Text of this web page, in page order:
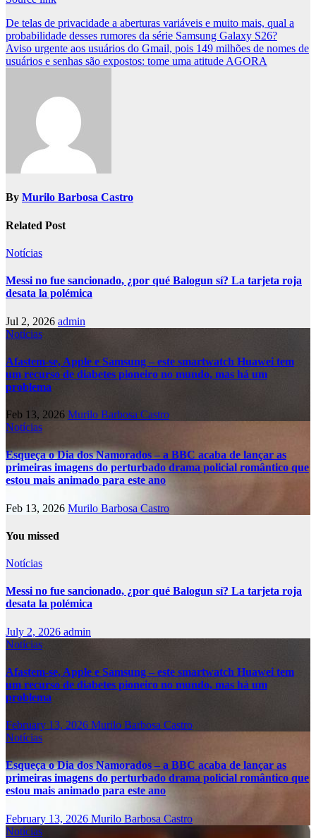
Post
navigation
De telas de privacidade a aberturas variáveis ​​e muito mais, qual a
probabilidade desses rumores da série Samsung Galaxy S26?
Aviso urgente aos usuários do Gmail, pois 149 milhões de nomes de
usuários e senhas são expostos: tome uma atitude AGORA
By Murilo Barbosa Castro
Related Post
Notícias
Messi no fue sancionado, ¿por qué Balogun sí? La tarjeta roja
desata la polémica
Jul 2, 2026 admin
Notícias
Afastem-se, Apple e Samsung – este smartwatch Huawei tem
um recurso de diabetes pioneiro no mundo, mas há um
problema
Feb 13, 2026 Murilo Barbosa Castro
Notícias
Esqueça o Dia dos Namorados – a BBC acaba de lançar as
primeiras imagens do perturbado drama policial romântico que
estou mais animado para este ano
Feb 13, 2026 Murilo Barbosa Castro
You missed
Notícias
Messi no fue sancionado, ¿por qué Balogun sí? La tarjeta roja
desata la polémica
July 2, 2026 admin
Notícias
Afastem-se, Apple e Samsung – este smartwatch Huawei tem
um recurso de diabetes pioneiro no mundo, mas há um
problema
February 13, 2026 Murilo Barbosa Castro
Notícias
Esqueça o Dia dos Namorados – a BBC acaba de lançar as
primeiras imagens do perturbado drama policial romântico que
estou mais animado para este ano
February 13, 2026 Murilo Barbosa Castro
Notícias